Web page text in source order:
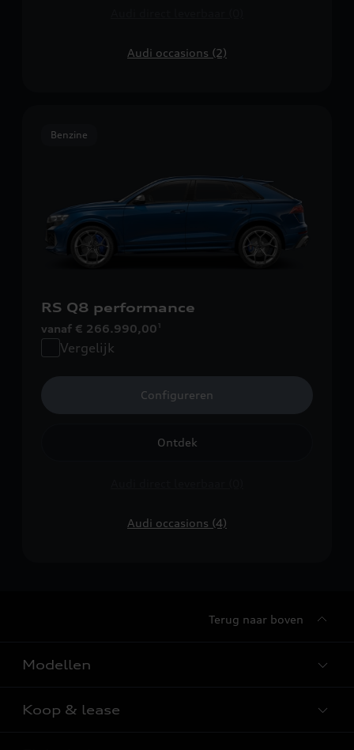
Audi occasions (2)
Benzine
RS Q8 performance
vanaf € 266.990,00 1
Vergelijk
Configureren
Ontdek
Audi occasions (4)
Terug naar boven
Modellen
Alle Modellen
Koop & lease